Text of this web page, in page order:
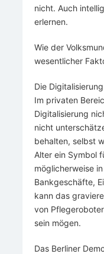
nicht. Auch
erlernen.
Wie der
wesentlicher
Die
Im privaten
Digitalisierung
nicht
behalten, selbst
Alter ein Symbol
möglicherweise
Bankgeschäfte,
kann das
von
sein mögen.
Das Berliner